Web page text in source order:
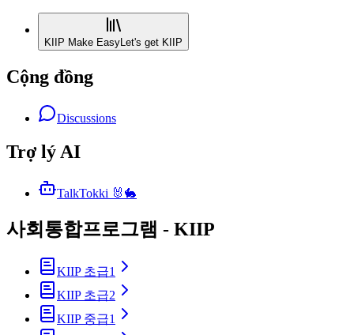
KIIP Make EasyLet's get KIIP
Cộng đồng
Discussions
Trợ lý AI
TalkTokki 🐰🐇
사회통합프로그램 - KIIP
KIIP 초급1
KIIP 초급2
KIIP 중급1